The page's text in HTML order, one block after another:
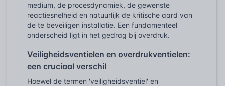
medium, de procesdynamiek, de gewenste
reactiesnelheid en natuurlijk de kritische aard van
de te beveiligen installatie. Een fundamenteel
onderscheid ligt in het gedrag bij overdruk.
Veiligheidsventielen en overdrukventielen:
een cruciaal verschil
Hoewel de termen 'veiligheidsventiel' en